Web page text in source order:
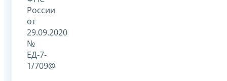
России
от
29.09.2020
№
ЕД-7-
1/709@